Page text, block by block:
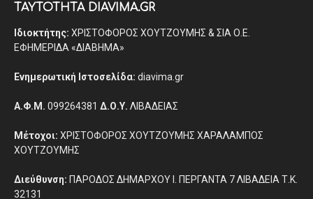
ΤΑΥΤΟΤΗΤΑ DIAVIMA.GR
Ιδιοκτήτης: ΧΡΙΣΤΟΦΟΡΟΣ ΧΟΥΤΖΟΥΜΗΣ & ΣΙΑ Ο.Ε.
ΕΦΗΜΕΡΙΔΑ «ΔΙΑΒΗΜΑ»
Ενημερωτική Ιστοσελίδα: diavima.gr
Α.Φ.Μ. 099264381 Δ.Ο.Υ. ΛΙΒΑΔΕΙΑΣ
Μέτοχοι: ΧΡΙΣΤΟΦΟΡΟΣ ΧΟΥΤΖΟΥΜΗΣ ΧΑΡΑΛΑΜΠΟΣ
ΧΟΥΤΖΟΥΜΗΣ
Διεύθυνση: ΠΑΡΟΔΟΣ ΔΗΜΑΡΧΟΥ Ι. ΠΕΡΓΑΝΤΑ 7 ΛΙΒΑΔΕΙΑ Τ.Κ.
32131